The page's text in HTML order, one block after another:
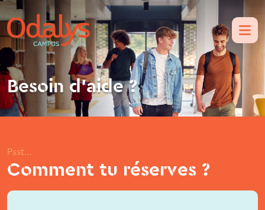
Besoin d’aide ?
Psst...
Comment tu réserves ?